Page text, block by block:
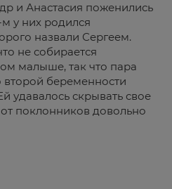
и Анастасия поженились
м у них родился
назвали Сергеем.
не собирается
малыше, так что пара
беременности
удавалось скрывать свое
поклонников довольно